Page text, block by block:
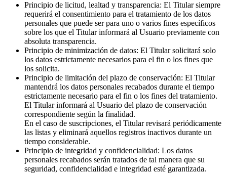
Principio de licitud, lealtad y transparencia: El Titular siempre
requerirá el consentimiento para el tratamiento de los datos
personales que puede ser para uno o varios fines específicos
sobre los que el Titular informará al Usuario previamente con
absoluta transparencia.
Principio de minimización de datos: El Titular solicitará solo
los datos estrictamente necesarios para el fin o los fines que
los solicita.
Principio de limitación del plazo de conservación: El Titular
mantendrá los datos personales recabados durante el tiempo
estrictamente necesario para el fin o los fines del tratamiento.
El Titular informará al Usuario del plazo de conservación
correspondiente según la finalidad.
En el caso de suscripciones, el Titular revisará periódicamente
las listas y eliminará aquellos registros inactivos durante un
tiempo considerable.
Principio de integridad y confidencialidad: Los datos
personales recabados serán tratados de tal manera que su
seguridad, confidencialidad e integridad esté garantizada.